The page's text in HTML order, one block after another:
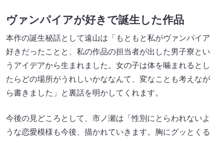
ヴァンパイアが好きで誕生した作品
本作の誕生秘話として遠山は「もともと私がヴァンパイア
好きだったことと、私の作品の担当者が出した男子寮とい
うアイデアから生まれました。女の子は体を噛まれるとし
たらどの場所がうれしいかななんて、変なことも考えなが
ら書きました」と裏話を明かしてくれます。
今後の見どころとして、市ノ瀬は「性別にとらわれないよ
うな恋愛模様も今後、描かれていきます。胸にグッとくる